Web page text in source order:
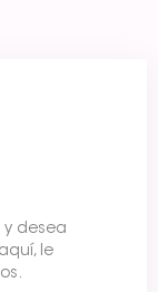
y desea
le